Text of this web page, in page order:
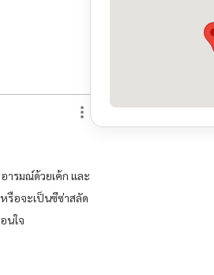
ารมณ์ด้วยเค้ก และ
รือจะเป็นซีซ่าสลัด
นใจ